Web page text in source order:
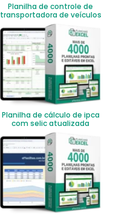
Planilha de controle de
transportadora de veículos
Planilha de cálculo de ipca
com selic atualizada